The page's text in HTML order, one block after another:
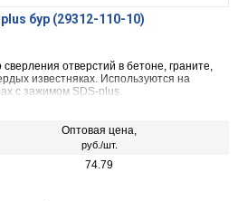
бур (29312-110-10)
отверстий в бетоне, граните,
известняках. Используются на
с зажимом SDS-plus.
Оптовая цена,
руб./шт.
74.79